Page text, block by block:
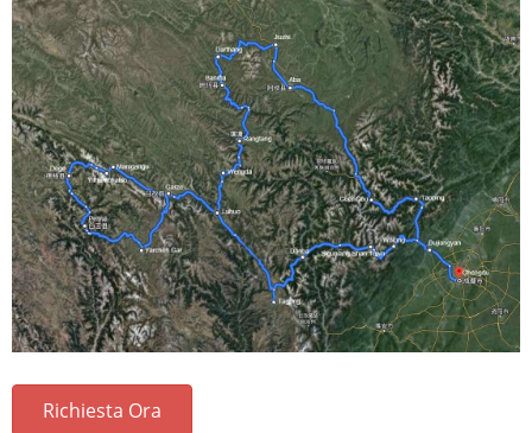
Richiesta Ora